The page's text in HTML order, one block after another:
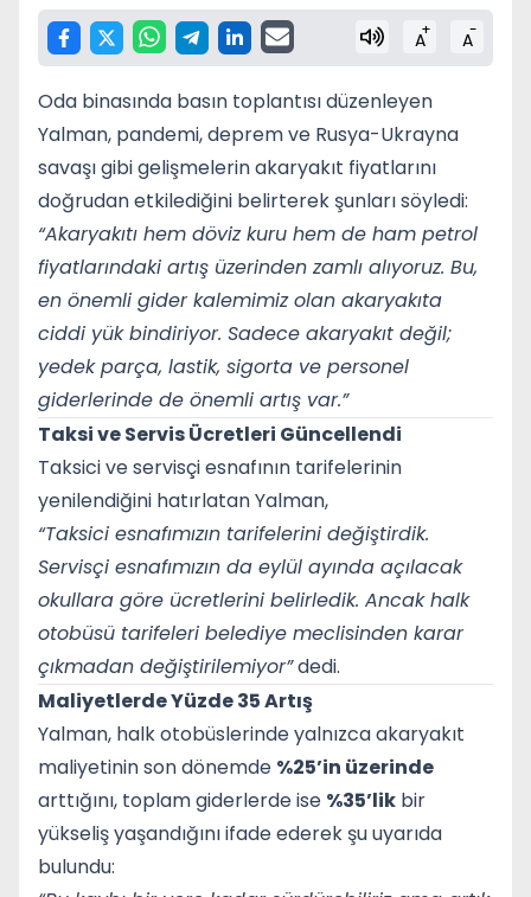
A+ A-
Oda binasında basın toplantısı düzenleyen
Yalman, pandemi, deprem ve Rusya-Ukrayna
savaşı gibi gelişmelerin akaryakıt fiyatlarını
doğrudan etkilediğini belirterek şunları söyledi:
“Akaryakıtı hem döviz kuru hem de ham petrol
fiyatlarındaki artış üzerinden zamlı alıyoruz. Bu,
en önemli gider kalemimiz olan akaryakıta
ciddi yük bindiriyor. Sadece akaryakıt değil;
yedek parça, lastik, sigorta ve personel
giderlerinde de önemli artış var.”
Taksi ve Servis Ücretleri Güncellendi
Taksici ve servisçi esnafının tarifelerinin
yenilendiğini hatırlatan Yalman,
“Taksici esnafımızın tarifelerini değiştirdik.
Servisçi esnafımızın da eylül ayında açılacak
okullara göre ücretlerini belirledik. Ancak halk
otobüsü tarifeleri belediye meclisinden karar
çıkmadan değiştirilemiyor”dedi.
Maliyetlerde Yüzde 35 Artış
Yalman, halk otobüslerinde yalnızca akaryakıt
maliyetinin son dönemde %25’in üzerinde
arttığını, toplam giderlerde ise %35’lik bir
yükseliş yaşandığını ifade ederek şu uyarıda
bulundu: